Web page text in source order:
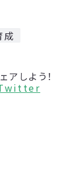
成
しよう！